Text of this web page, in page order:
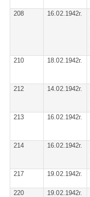
208
16.02.1942г.
210
18.02.1942г.
212
14.02.1942г.
213
16.02.1942г.
214
16.02.1942г.
217
19.02.1942г.
220
19.02.1942г.